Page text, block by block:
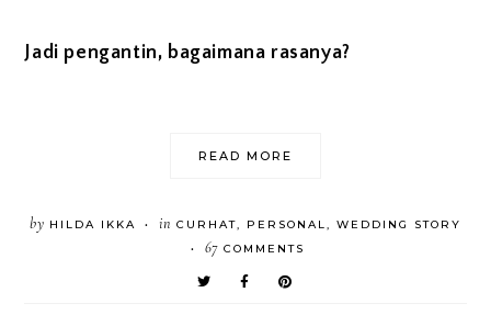
Jadi pengantin, bagaimana rasanya?
READ MORE
by HILDA IKKA • in CURHAT, PERSONAL, WEDDING STORY
• 67COMMENTS